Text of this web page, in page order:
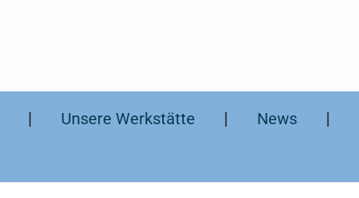
❘ Unsere Werkstätte ❘ News ❘